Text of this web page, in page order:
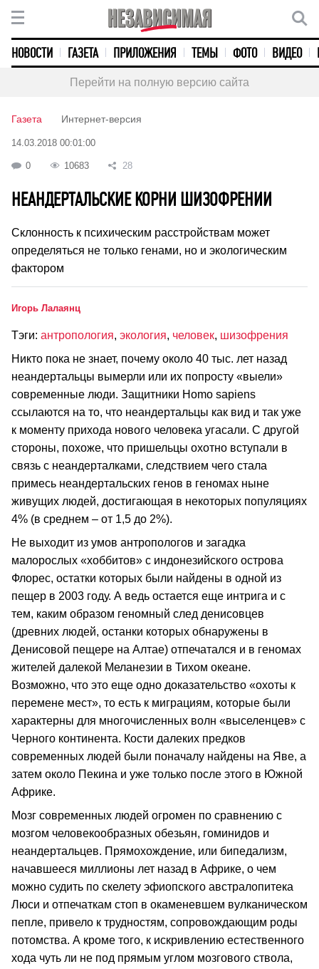
НОВОСТИ ГАЗЕТА ПРИЛОЖЕНИЯ ТЕМЫ ФОТО ВИДЕО
Перейти на полную версию сайта
Газета Интернет-версия
14.03.2018 00:01:00
0 10683 28
НЕАНДЕРТАЛЬСКИЕ КОРНИ ШИЗОФРЕНИИ
Склонность к психическим расстройствам может
определяться не только генами, но и экологическим
фактором
Игорь Лалаянц
Тэги: антропология, экология, человек, шизофрения
Никто пока не знает, почему около 40 тыс. лет назад
неандертальцы вымерли или их попросту «выели»
современные люди. Защитники Homo sapiens
ссылаются на то, что неандертальцы как вид и так уже
к моменту прихода нового человека угасали. С другой
стороны, похоже, что пришельцы охотно вступали в
связь с неандерталками, следствием чего стала
примесь неандертальских генов в геномах ныне
живущих людей, достигающая в некоторых популяциях
4% (в среднем – от 1,5 до 2%).
Не выходит из умов антропологов и загадка
малорослых «хоббитов» с индонезийского острова
Флорес, остатки которых были найдены в одной из
пещер в 2003 году. А ведь остается еще интрига и с
тем, каким образом геномный след денисовцев
(древних людей, останки которых обнаружены в
Денисовой пещере на Алтае) отпечатался и в геномах
жителей далекой Меланезии в Тихом океане.
Возможно, что это еще одно доказательство «охоты к
перемене мест», то есть к миграциям, которые были
характерны для многочисленных волн «выселенцев» с
Черного континента. Кости далеких предков
современных людей были поначалу найдены на Яве, а
затем около Пекина и уже только после этого в Южной
Африке.
Мозг современных людей огромен по сравнению с
мозгом человекообразных обезьян, гоминидов и
неандертальцев. Прямохождение, или бипедализм,
начавшееся миллионы лет назад в Африке, о чем
можно судить по скелету эфиопского австралопитека
Люси и отпечаткам стоп в окаменевшем вулканическом
пепле, привело к трудностям, сопровождающим роды
потомства. А кроме того, к искривлению естественного
хода чуть ли не под прямым углом мозгового ствола,